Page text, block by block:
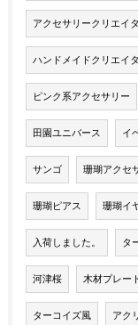
アクセサリークリエイ
ハンドメイドクリエイ
ピンク系アクセサリー
田園ユニバース イ
サンゴ 珊瑚アクセ
珊瑚ピアス 珊瑚イ
入荷しました。 タ
河津桜 木材プレー
ターコイズ風 アク